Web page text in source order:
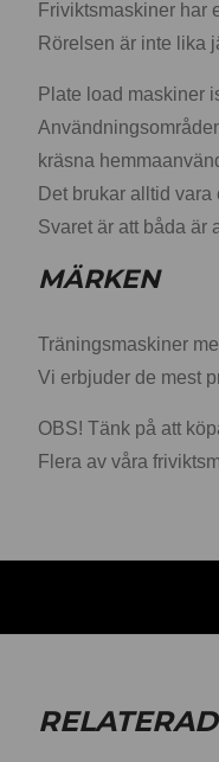
Friviktsmaskiner har
Rörelsen är inte lika
Plate load maskiner
kräsna
Det brukar alltid
Svaret är att båda är
MÄRKEN
Träningsmaskiner
Vi erbjuder de mest
OBS! Tänk på att
Flera av våra